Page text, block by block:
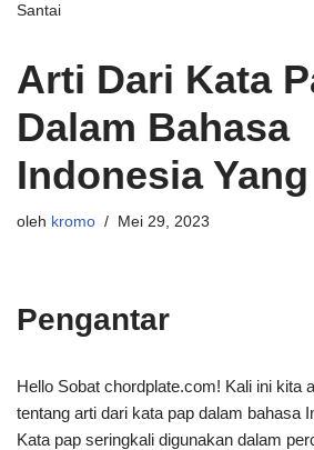
Santai
Arti Dari Kata
Dalam Bahasa
Indonesia
oleh kromo Mei 29, 2023
Pengantar
Hello Sobat chordplate.com! Kali ini kita
tentang arti dari kata pap dalam bahasa
Kata pap seringkali digunakan dalam